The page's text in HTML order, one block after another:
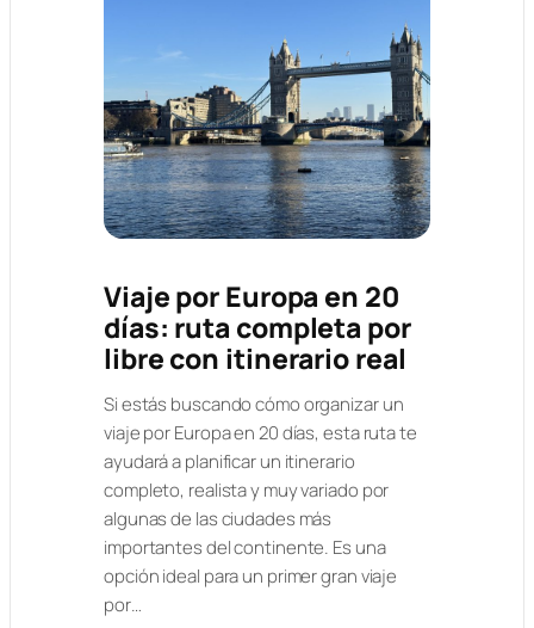
Viaje por Europa en 20
días: ruta completa por
libre con itinerario real
Si estás buscando cómo organizar un
viaje por Europa en 20 días, esta ruta te
ayudará a planificar un itinerario
completo, realista y muy variado por
algunas de las ciudades más
importantes del continente. Es una
opción ideal para un primer gran viaje
por…